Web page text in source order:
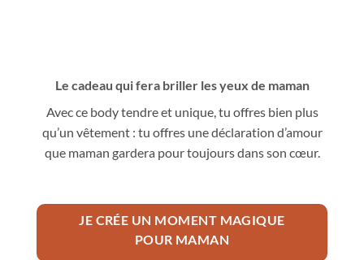
Le cadeau qui fera briller les yeux de maman
Avec ce body tendre et unique, tu offres bien plus
qu’un vêtement : tu offres une déclaration d’amour
que maman gardera pour toujours dans son cœur.
JE CRÉE UN MOMENT MAGIQUE
POUR MAMAN